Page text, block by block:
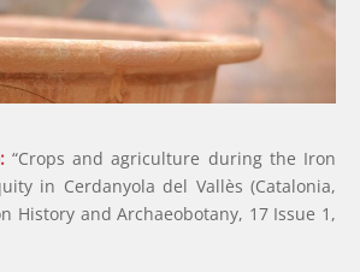
“Crops and agriculture during the Iron
in Cerdanyola del Vallès (Catalonia,
History and Archaeobotany, 17 Issue 1,